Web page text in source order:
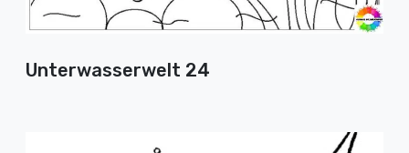
Unterwasserwelt 24